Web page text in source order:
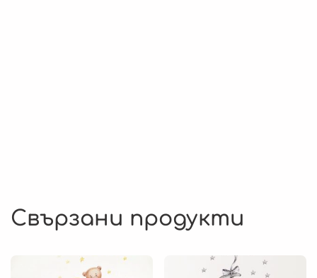
Свързани продукти